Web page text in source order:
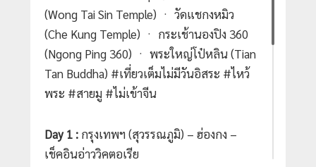
(Wong Tai Sin Temple) ㆍ วัดแชกงหมิว
(Che Kung Temple) ㆍ กระเช้านองปิง 360
(Ngong Ping 360) ㆍ พระใหญ่โป๋หลิน (Tian
Tan Buddha) #เที่ยวเต็มไม่มีวันอิสระ #ไหว้
พระ #สายมู #ไม่เข้าจีน
Day 1 : กรุงเทพฯ (สุวรรณภูมิ) – ฮ่องกง –
เช็คอินอ่าววิคตอเรีย